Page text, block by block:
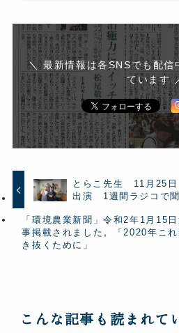
＼ 最新情報は各SNSでも配信
ています
とらこ先生 11月25
出演 1週間ラジコで
「環境農業新聞」令和2年1月15
事掲載されました。「2020年こ
き抜くために」
こんな記事も読まれて